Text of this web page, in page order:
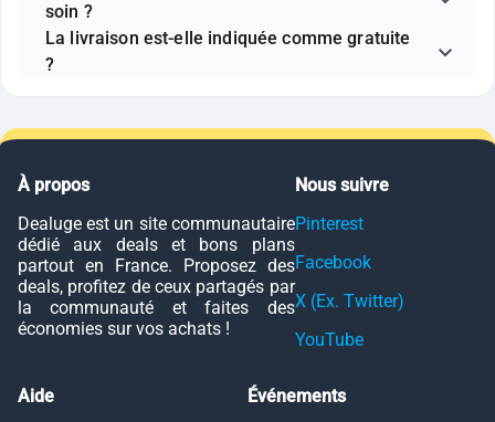
soin ?
La livraison est-elle indiquée comme gratuite
?
À propos
Dealuge est un site communautaire
dédié aux deals et bons plans
partout en France. Proposez des
deals, profitez de ceux partagés par
la communauté et faites des
économies sur vos achats !
Nous suivre
Pinterest
Facebook
X (Ex. Twitter)
YouTube
Aide
Événements